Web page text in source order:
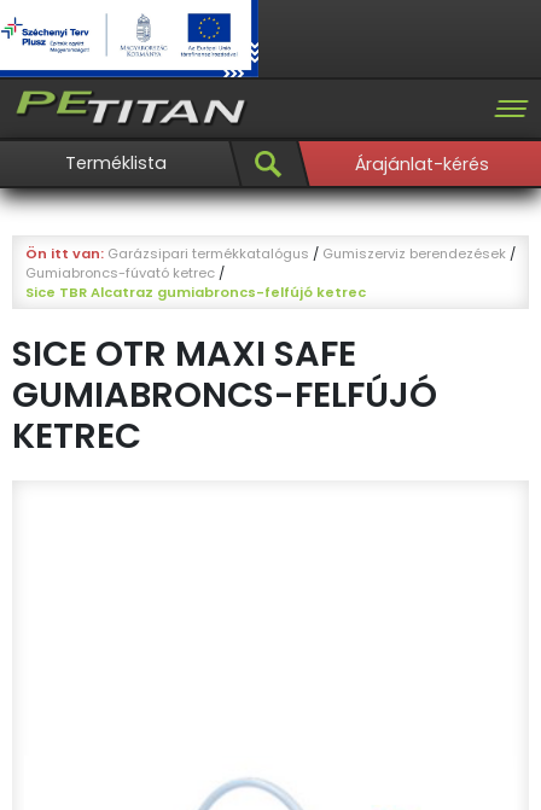
Terméklista Árajánlat-kérés
Ön itt van: Garázsipari termékkatalógus / Gumiszerviz berendezések /
Gumiabroncs-fúvató ketrec /
Sice TBR Alcatraz gumiabroncs-felfújó ketrec
SICE OTR MAXI SAFE
GUMIABRONCS-FELFÚJÓ
KETREC